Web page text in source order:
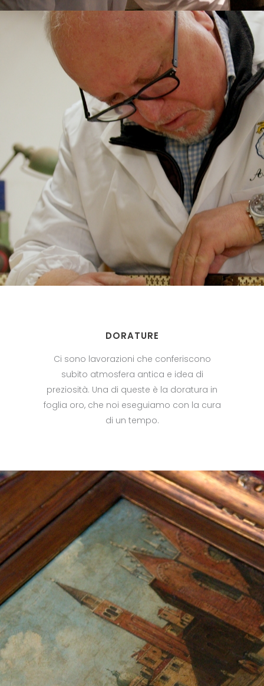
DORATURE
Ci sono lavorazioni che conferiscono
subito atmosfera antica e idea di
preziosità. Una di queste è la doratura in
foglia oro, che noi eseguiamo con la cura
di un tempo.